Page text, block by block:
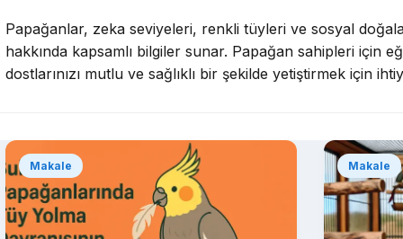
Papağanlar, zeka seviyeleri, renkli tüyleri ve sosyal
hakkında kapsamlı bilgiler sunar. Papağan sahipleri için
dostlarınızı mutlu ve sağlıklı bir şekilde yetiştirmek için
Makale Makale